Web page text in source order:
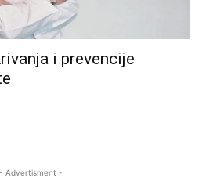
i prevencije
- Advertisment -